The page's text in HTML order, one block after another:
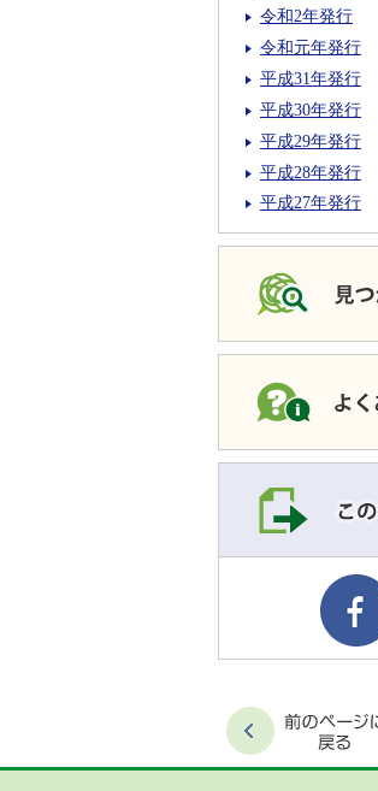
令和2年発行
令和元年発行
平成31年発行
平成30年発行
平成29年発行
平成28年発行
平成27年発行